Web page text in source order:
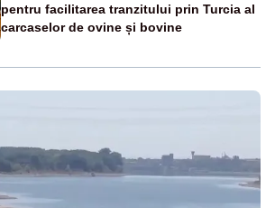
pentru facilitarea tranzitului prin Turcia al
carcaselor de ovine și bovine